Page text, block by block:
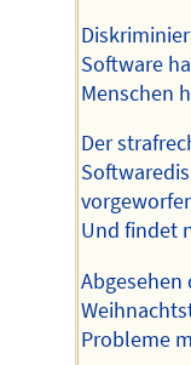
Software
Menschen
Der
Und findet
Abgesehen
Probleme